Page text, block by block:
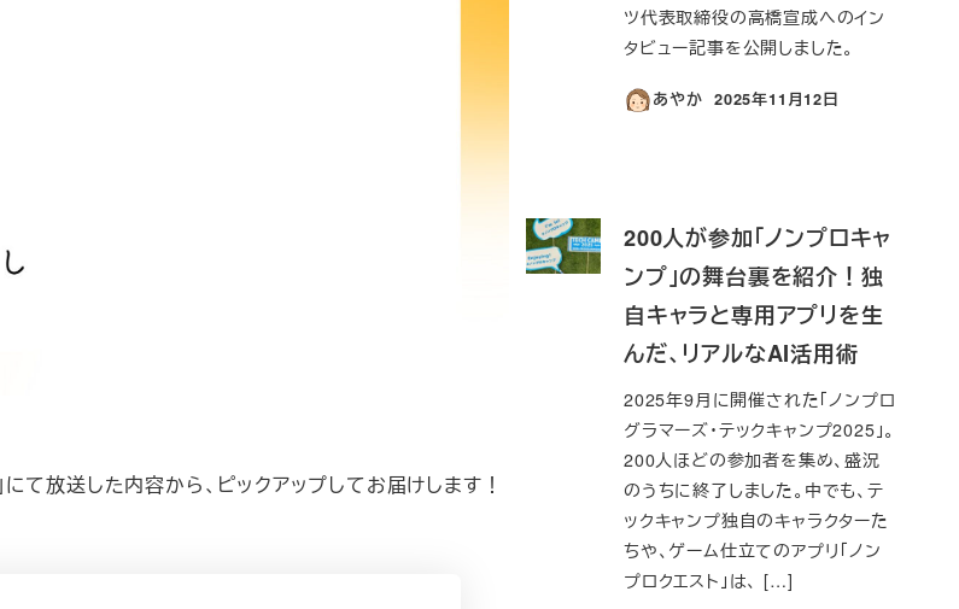
」にて放送した内容から、ピックアップしてお届けします！
ツ代表取締役の高橋宣成へのイン
タビュー記事を公開しました。
あやか
投稿日
2025年11月12日
200人が参加「ノンプロキャ
ンプ」の舞台裏を紹介！独
自キャラと専用アプリを生
んだ、リアルなAI活用術
2025年9月に開催された「ノンプロ
グラマーズ・テックキャンプ2025」。
200人ほどの参加者を集め、盛況
のうちに終了しました。中でも、テ
ックキャンプ独自のキャラクターた
ちや、ゲーム仕立てのアプリ「ノン
プロクエスト」は、 […]